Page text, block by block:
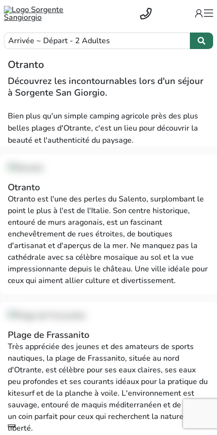
Arrivée ~ Départ - 2 Adultes
Otranto
Découvrez les incontournables lors d'un séjour
à Sorgente San Giorgio.
Bien plus qu'un simple camping agricole près des plus
belles plages d'Otrante, c'est un lieu pour découvrir la
beauté et l'authenticité du paysage.
Otranto
Otranto est l'une des perles du Salento, surplombant le
point le plus à l'est de l'Italie. Son centre historique,
entouré de murs aragonais, est un fascinant
enchevêtrement de rues étroites, de boutiques
d'artisanat et d'aperçus de la mer. Ne manquez pas la
cathédrale avec sa célèbre mosaïque au sol et la vue
impressionnante depuis le château. Une ville idéale pour
ceux qui aiment allier culture et divertissement.
Plage de Frassanito
Très appréciée des jeunes et des amateurs de sports
nautiques, la plage de Frassanito, située au nord
d'Otrante, est célèbre pour ses eaux claires, ses eaux
peu profondes et ses courants idéaux pour la pratique du
kitesurf et de la planche à voile. L'environnement est
sauvage, entouré de maquis méditerranéen et de dunes :
un coin parfait pour ceux qui recherchent la nature et la
liberté.